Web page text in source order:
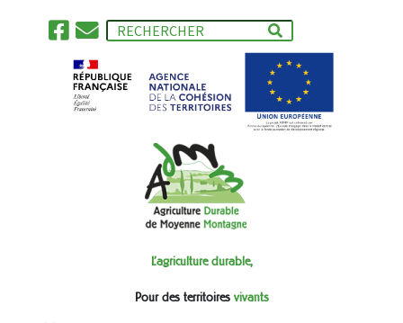
L'agriculture durable,
Pour des territoires vivants